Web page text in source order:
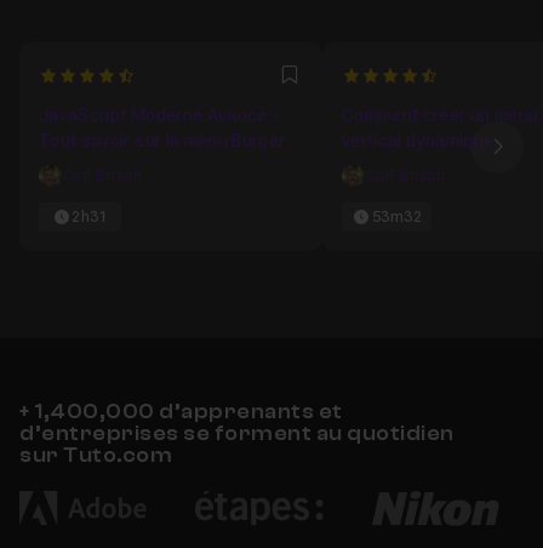
4.8571428571429 Favori
JavaScript Moderne Avancé -
Tout savoir sur le menu Burger
Carl Brison
2h31
4.5
Comment créer un
vertical dynamique
Carl Brison
53m32
+ 1,400,000 d’apprenants et
d’entreprises se forment au quotidien
sur Tuto.com